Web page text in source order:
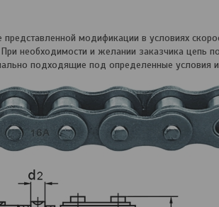
модификации в условиях
необходимости и желании заказчика цепь
подходящие под определенные условия